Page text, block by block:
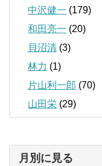
中沢健一 (179)
和田亮一 (20)
貝沼清 (3)
林力 (1)
片山利一郎 (70)
山田栄 (29)
月別に見る